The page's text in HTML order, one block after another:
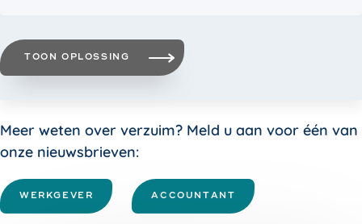
TOON OPLOSSING
Meer weten over verzuim? Meld u aan voor één van
onze nieuwsbrieven:
WERKGEVER ACCOUNTANT